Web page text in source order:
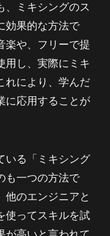
、ミキシングのス
効果的な方法で
楽や、フリーで提
用し、実際にミキ
れにより、学んだ
に応用することが
いる「ミキシング
も一つの方法で
他のエンジニアと
使ってスキルを試